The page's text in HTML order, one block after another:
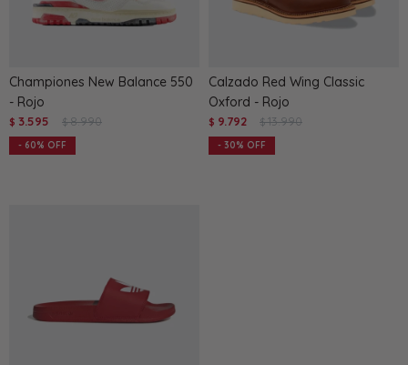
Championes New Balance 550
- Rojo
$ 3.595 $ 8.990
60
Calzado Red Wing Classic
Oxford - Rojo
$ 9.792 $ 13.990
30